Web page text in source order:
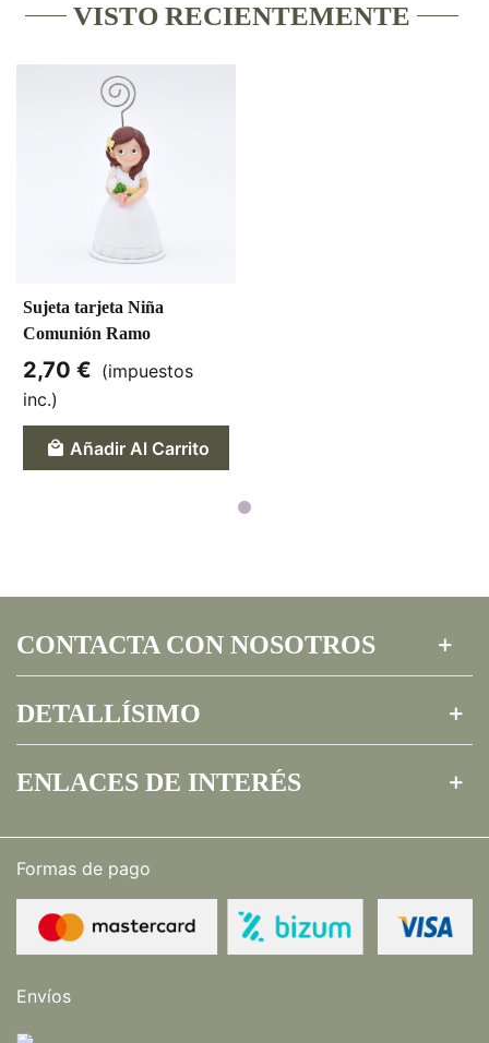
VISTO RECIENTEMENTE
Sujeta tarjeta Niña
Comunión Ramo
2,70 € (impuestos
inc.)
Añadir Al Carrito
CONTACTA CON NOSOTROS
DETALLÍSIMO
ENLACES DE INTERÉS
Formas de pago
Envíos